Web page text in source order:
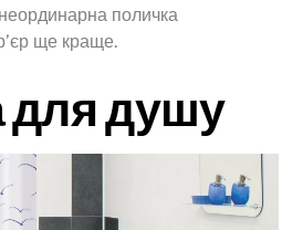
поличка
ще краще.
душу